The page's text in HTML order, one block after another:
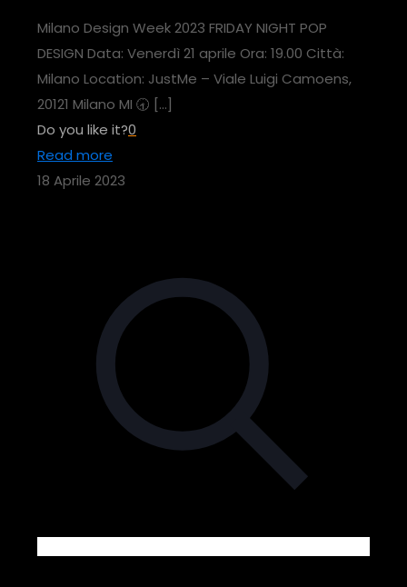
Milano Design Week 2023 FRIDAY NIGHT POP
DESIGN Data: Venerdì 21 aprile Ora: 19.00 Città:
Milano Location: JustMe – Viale Luigi Camoens,
20121 Milano MI 🕣 […]
Do you like it?0
Read more
18 Aprile 2023